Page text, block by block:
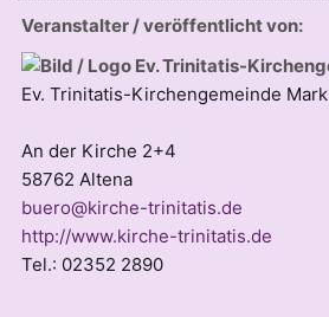
Veranstalter / veröffentlicht von:
Ev. Trinitatis-Kirchengemeinde Mark
An der Kirche 2+4
58762 Altena
buero@kirche-trinitatis.de
http://www.kirche-trinitatis.de
Tel.: 02352 2890